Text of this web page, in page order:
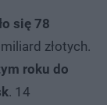
się 78
złotych.
roku do
. 14